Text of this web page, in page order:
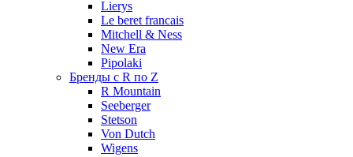
Lierys
Le beret francais
Mitchell & Ness
New Era
Pipolaki
Бренды с R по Z
R Mountain
Seeberger
Stetson
Von Dutch
Wigens